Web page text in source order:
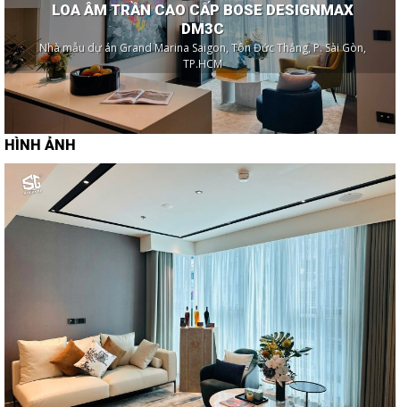
LOA ÂM TRẦN CAO CẤP BOSE DESIGNMAX
DM3C
Nhà mẫu dự án Grand Marina Saigon, Tôn Đức Thắng, P. Sài Gòn,
TP.HCM
HÌNH ẢNH